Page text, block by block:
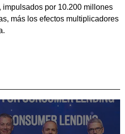
impulsados por 10.200 millones
más los efectos multiplicadores